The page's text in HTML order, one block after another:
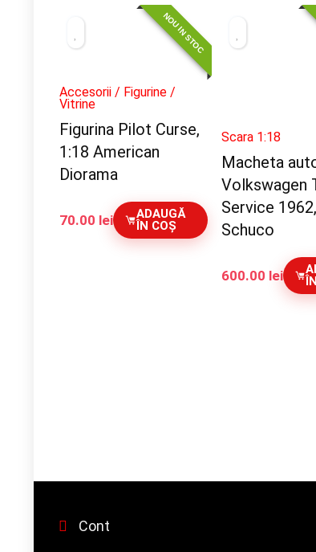
NOU IN STOC
Accesorii / Figurine /
Vitrine
Figurina Pilot Curse,
1:18 American
Diorama
70.00 lei
ADAUGĂ
ÎN COȘ
Scara 1:18
Macheta
Volkswagen
Service
Schuco
600.00 lei
Cont